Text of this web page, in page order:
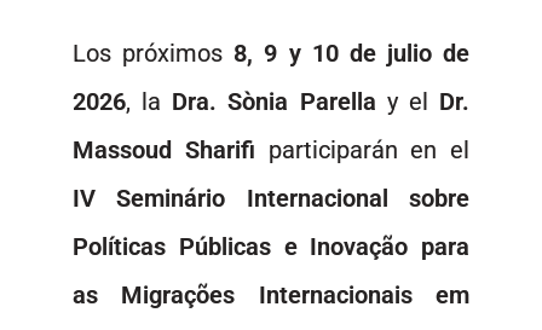
Los próximos 8, 9 y 10 de julio de
2026, la Dra. Sònia Parella y el Dr.
Massoud Sharifi participarán en el
IV Seminário Internacional sobre
Políticas Públicas e Inovação para
as Migrações Internacionais em